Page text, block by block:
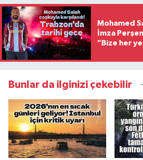
Mohamed
İmza
"Bize her
Bunlar da ilginizi çekebilir